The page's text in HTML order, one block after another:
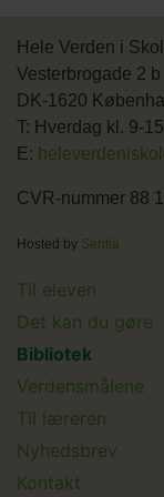
Hele Verden i
Vesterbrogade 2 b
DK-1620
T: Hverdag kl. 9-
E:
CVR-nummer 88
Hosted by Sentia
Main
menu
Til eleven
Det kan du gøre
Bibliotek
Verdensmålene
Til læreren
Main
Nyhedsbrev
Kontakt